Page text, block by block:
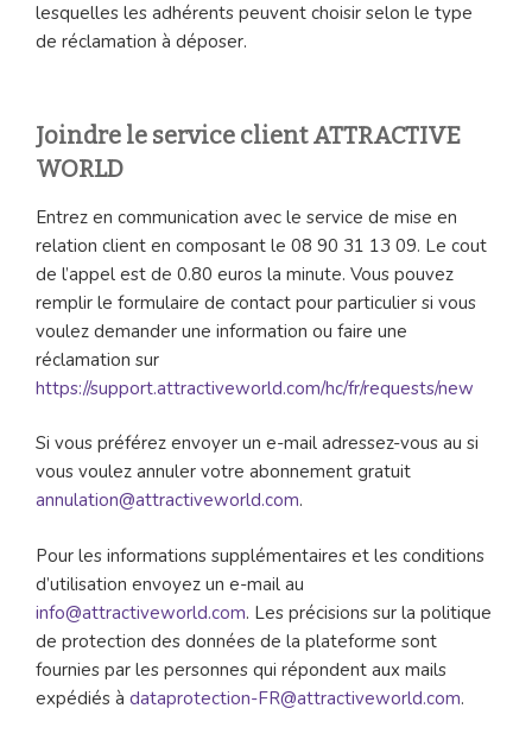
lesquelles les adhérents peuvent choisir selon le type
de réclamation à déposer.
Joindre le service client ATTRACTIVE
WORLD
Entrez en communication avec le service de mise en
relation client en composant le 08 90 31 13 09. Le cout
de l’appel est de 0.80 euros la minute. Vous pouvez
remplir le formulaire de contact pour particulier si vous
voulez demander une information ou faire une
réclamation sur
https://support.attractiveworld.com/hc/fr/requests/new
Si vous préférez envoyer un e-mail adressez-vous au si
vous voulez annuler votre abonnement gratuit
annulation@attractiveworld.com.
Pour les informations supplémentaires et les conditions
d’utilisation envoyez un e-mail au
info@attractiveworld.com. Les précisions sur la politique
de protection des données de la plateforme sont
fournies par les personnes qui répondent aux mails
expédiés à dataprotection-FR@attractiveworld.com.